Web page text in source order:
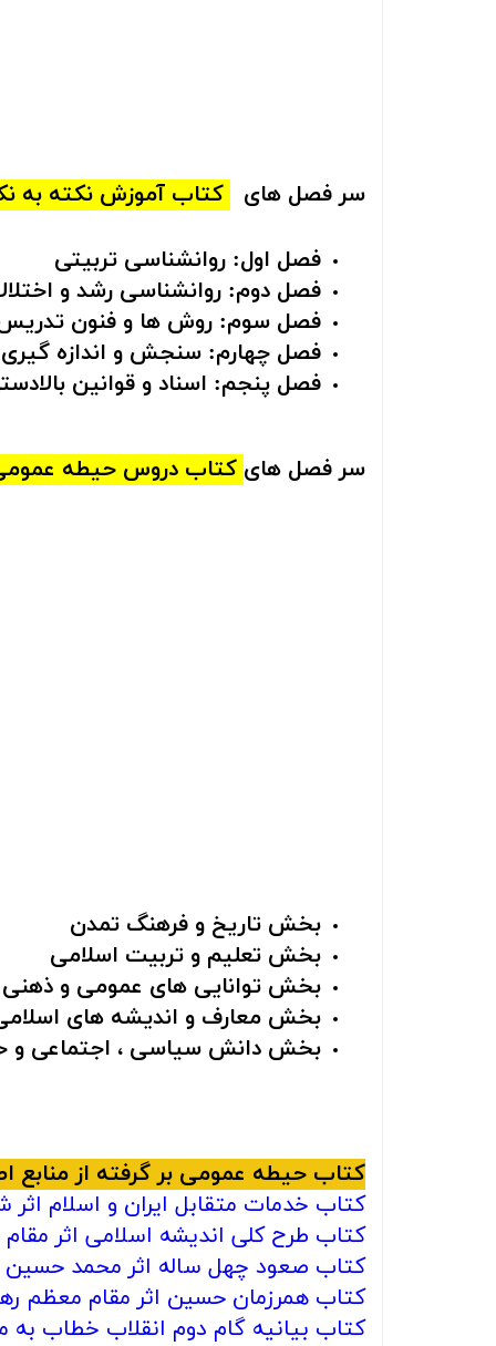
سر فصل های کتاب‌ آموزش نکته به
فصل اول: روانشناسی تربیتی
فصل دوم: روانشناسی رشد و
فصل سوم: روش ها و فنون
فصل چهارم: سنجش و اندازه
فصل پنجم: اسناد و قوانین
سر فصل های کتاب‌ دروس حیطه
بخش تاریخ و فرهنگ تمدن
بخش تعلیم و تربیت اسلامی
بخش توانایی های عمومی و ذهنی
بخش معارف و اندیشه های اسلامی
بخش دانش سیاسی ، اجتماعی و
کتاب حیطه عمومی بر گرفته از منابع
کتاب خدمات متقابل ایران و اسلام
کتاب طرح کلی اندیشه اسلامی اثر
کتاب صعود چهل ساله اثر محمد حسین
کتاب همرزمان حسین اثر مقام معظم
کتاب بیانیه گام دوم انقلاب خطاب